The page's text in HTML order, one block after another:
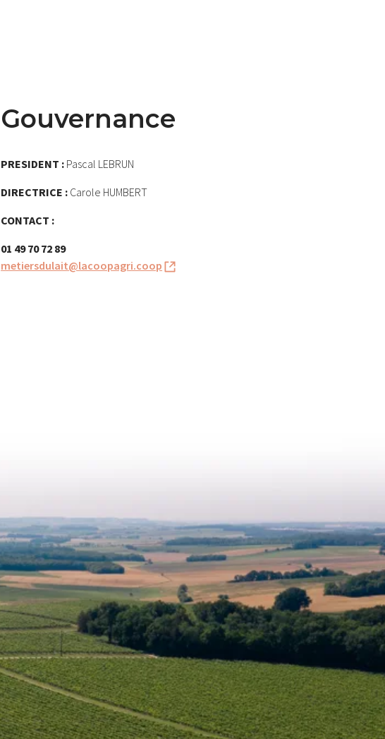
Gouvernance
PRESIDENT : Pascal LEBRUN
DIRECTRICE : Carole HUMBERT
CONTACT :
01 49 70 72 89
metiersdulait@lacoopagri.coop